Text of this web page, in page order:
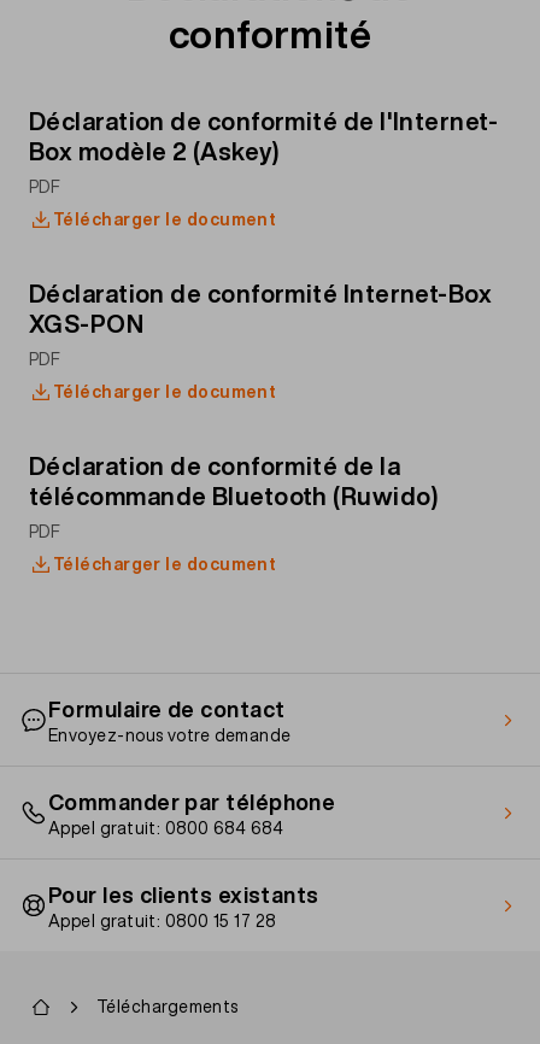
conformité
Déclaration de conformité de l'Internet-
Box modèle 2 (Askey)
PDF
Télécharger le document
Déclaration de conformité Internet-Box
XGS-PON
PDF
Télécharger le document
Déclaration de conformité de la
télécommande Bluetooth (Ruwido)
PDF
Télécharger le document
Formulaire de contact
Envoyez-nous votre demande
Commander par téléphone
Appel gratuit: 0800 684 684
Pour les clients existants
Appel gratuit: 0800 15 17 28
Fil
Téléchargements